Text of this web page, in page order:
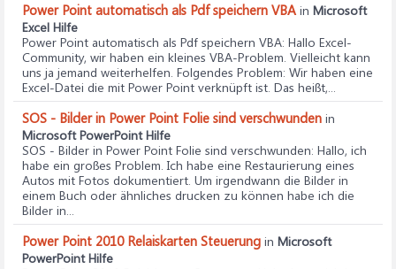
Power Point automatisch als Pdf speichern VBA in Microsoft
Excel Hilfe
Power Point automatisch als Pdf speichern VBA: Hallo Excel-
Community, wir haben ein kleines VBA-Problem. Vielleicht kann
uns ja jemand weiterhelfen. Folgendes Problem: Wir haben eine
Excel-Datei die mit Power Point verknüpft ist. Das heißt,...
SOS - Bilder in Power Point Folie sind verschwunden in
Microsoft PowerPoint Hilfe
SOS - Bilder in Power Point Folie sind verschwunden: Hallo, ich
habe ein großes Problem. Ich habe eine Restaurierung eines
Autos mit Fotos dokumentiert. Um irgendwann die Bilder in
einem Buch oder ähnliches drucken zu können habe ich die
Bilder in...
Power Point 2010 Relaiskarten Steuerung in Microsoft
PowerPoint Hilfe